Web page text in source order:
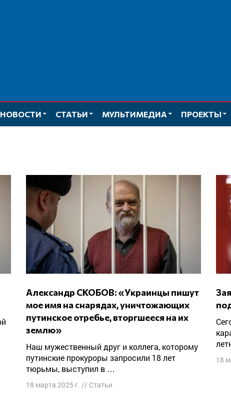
НОВОСТИ СТАТЬИ МУЛЬТИМЕДИА
ПРОЕКТЫ
Александр СКОБОВ: «Украинцы пишут
мое имя на снарядах, уничтожающих
путинское отребье, вторгшееся на их
землю»
Наш мужественный друг и коллега, которому
путинские прокуроры запросили 18 лет
тюрьмы, выступил в …
18 марта 2025 г. // Статьи
Заявление Форума свободной России в
Сегодня стало известно, что российские
18